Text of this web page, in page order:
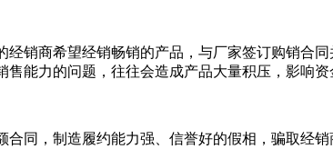
销商希望经销畅销的产品，与厂家签订购销合
能力的问题，往往会造成产品大量积压，影响资
同，制造履约能力强、信誉好的假相，骗取经